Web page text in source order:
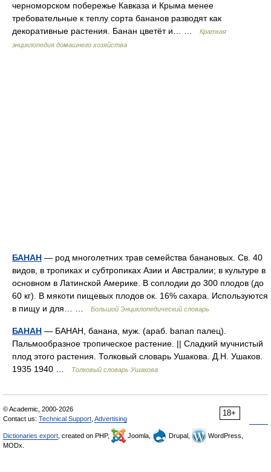
черноморском побережье Кавказа и Крыма менее
требовательные к теплу сорта бананов разводят как
декоративные растения. Банан цветёт и… …
Краткая
энциклопедия домашнего хозяйства
БАНАН — род многолетних трав семейства банановых. Св. 40
видов, в тропиках и субтропиках Азии и Австралии; в культуре в
основном в Латинской Америке. В соплодии до 300 плодов (до
60 кг). В мякоти пищевых плодов ок. 16% сахара. Используются
в пищу и для… …
Большой Энциклопедический словарь
БАНАН — БАНАН, банана, муж. (араб. banan палец).
Пальмообразное тропическое растение. || Сладкий мучнистый
плод этого растения. Толковый словарь Ушакова. Д.Н. Ушаков.
1935 1940 …
Толковый словарь Ушакова
18+
© Academic, 2000-2026
Contact us: Technical Support Advertising
Dictionaries export , created on PHP, Joomla, Drupal,
WordPress,
MODx.